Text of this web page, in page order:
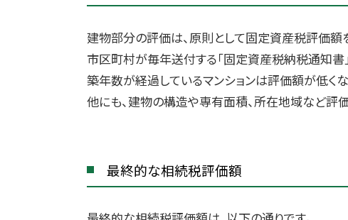
建物部分の評価は、原則として固定資産税評価額
市区町村が毎年送付する「固定資産税納税通知書
築年数が経過しているマンションは評価額が低く
他にも、建物の構造や専有面積、所在地域など評
最終的な相続税評価額